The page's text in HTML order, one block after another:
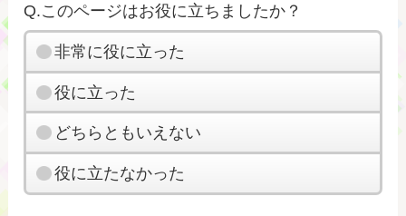
Q.このページはお役に立ちましたか？
非常に役に立った
役に立った
どちらともいえない
役に立たなかった